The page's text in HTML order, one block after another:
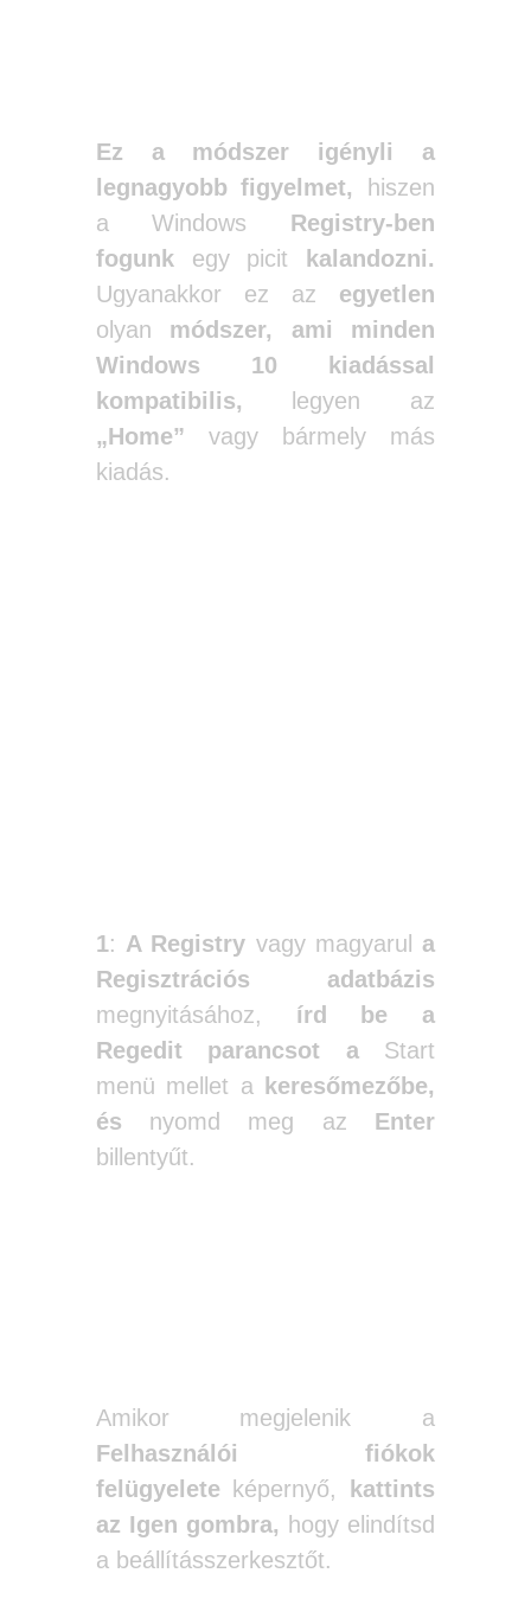
Ez a módszer igényli a
legnagyobb figyelmet,
hiszen
a Windows Registry-ben
fogunkegy picit
kalandozni.
Ugyanakkor ez az egyetlen
olyan módszer,
ami minden
Windows 10 kiadással
kompatibilis, legyen az
„Home” vagy bármely más
kiadás.
1: A Registry vagy magyarul a
Regisztrációs adatbázis
megnyitásához, írd be a
Regedit parancsot aStart
menü mellet a
keresőmezőbe,
és nyomd meg az Enter
billentyűt.
Amikor megjelenik a
Felhasználói fiókok
felügyelete képernyő,
kattints
az Igen gombra, hogy elindítsd
a beállításszerkesztőt.